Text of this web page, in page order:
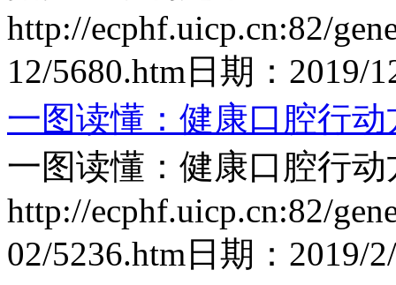
http://ecphf.uicp.cn:82/
12/5680.htm 日期： 2019/
一图读懂：健康口腔行动
一图读懂：健康口腔行动
http://ecphf.uicp.cn:82/
02/5236.htm 日期： 2019/